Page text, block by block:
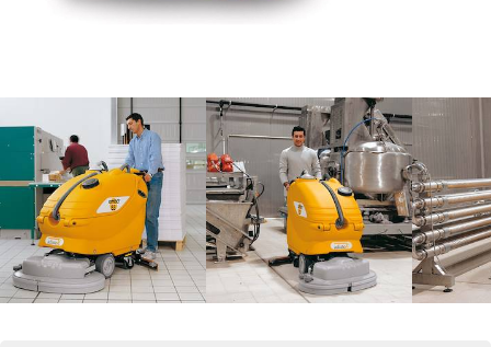
Azienda
Oggetto *